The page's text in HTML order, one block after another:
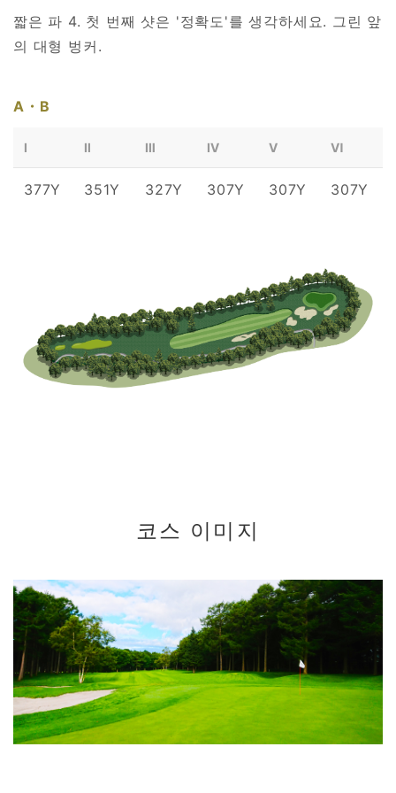
짧은 파 4. 첫 번째 샷은 '정확도'를 생각하세요. 그린 앞
의 대형 벙커.
A・B
Ⅰ Ⅱ Ⅲ Ⅳ Ⅴ Ⅵ
377Y 351Y 327Y 307Y 307Y 307Y
코스 이미지